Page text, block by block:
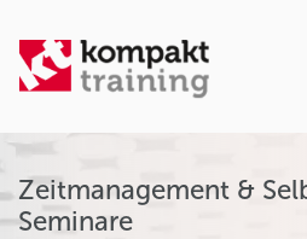
Zeitmanagement &
Seminare